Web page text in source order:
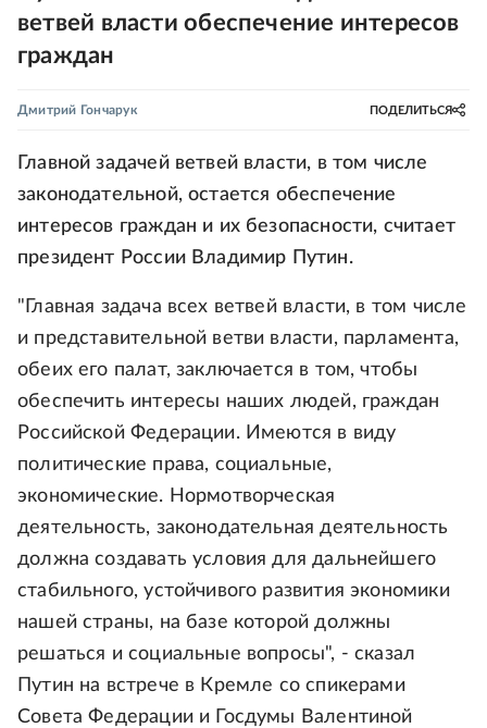
ветвей власти обеспечение интересов
граждан
Дмитрий Гончарук ПОДЕЛИТЬСЯ
Главной задачей ветвей власти, в том числе
законодательной, остается обеспечение
интересов граждан и их безопасности, считает
президент России Владимир Путин.
"Главная задача всех ветвей власти, в том числе
и представительной ветви власти, парламента,
обеих его палат, заключается в том, чтобы
обеспечить интересы наших людей, граждан
Российской Федерации. Имеются в виду
политические права, социальные,
экономические. Нормотворческая
деятельность, законодательная деятельность
должна создавать условия для дальнейшего
стабильного, устойчивого развития экономики
нашей страны, на базе которой должны
решаться и социальные вопросы", - сказал
Путин на встрече в Кремле со спикерами
Совета Федерации и Госдумы Валентиной